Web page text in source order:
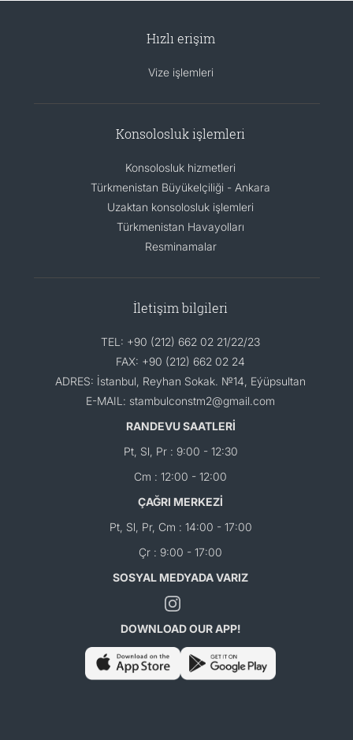
Hızlı erişim
Vize işlemleri
Konsolosluk işlemleri
Konsolosluk hizmetleri
Türkmenistan Büyükelçiliği - Ankara
Uzaktan konsolosluk işlemleri
Türkmenistan Havayolları
Resminamalar
İletişim bilgileri
TEL: +90 (212) 662 02 21/22/23
FAX: +90 (212) 662 02 24
ADRES: İstanbul, Reyhan Sokak. №14, Eýüpsultan
E-MAIL: stambulconstm2@gmail.com
RANDEVU SAATLERİ
Pt, Sl, Pr : 9:00 - 12:30
Cm : 12:00 - 12:00
ÇAĞRI MERKEZİ
Pt, Sl, Pr, Cm : 14:00 - 17:00
Çr : 9:00 - 17:00
SOSYAL MEDYADA VARIZ
DOWNLOAD OUR APP!